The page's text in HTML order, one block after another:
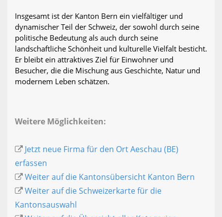
Insgesamt ist der Kanton Bern ein vielfältiger und
dynamischer Teil der Schweiz, der sowohl durch seine
politische Bedeutung als auch durch seine
landschaftliche Schönheit und kulturelle Vielfalt besticht.
Er bleibt ein attraktives Ziel für Einwohner und
Besucher, die die Mischung aus Geschichte, Natur und
modernem Leben schätzen.
Weitere Möglichkeiten:
Jetzt neue Firma für den Ort Aeschau (BE)
erfassen
Weiter auf die Kantonsübersicht Kanton Bern
Weiter auf die Schweizerkarte für die
Kantonsauswahl